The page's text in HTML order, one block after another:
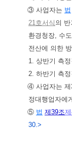
③ 사업자는 법
21호서식 의
환경청장, 수
전산에 의한
1. 상반기 측
2. 하반기 측
④ 사업자는 제
정대행업자에
⑤ 법 제39조
30.>